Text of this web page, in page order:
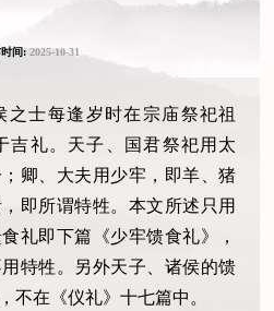
时间:2025-10-31
之士每逢岁时在宗庙祭祀祖
吉礼。天子、国君祭祀用太
卿、大夫用少牢，即羊、猪
即所谓特牲。本文所述只用
礼即下篇《少牢馈食礼》，
特牲。另外天子、诸侯的馈
不在《仪礼》十七篇中。